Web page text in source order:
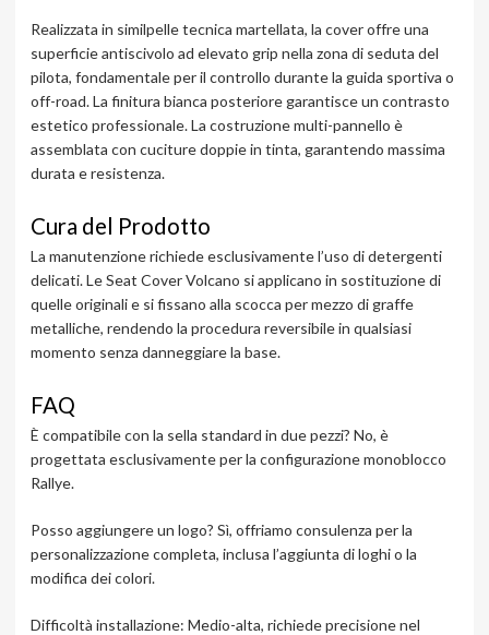
Realizzata in similpelle tecnica martellata, la cover offre una
superficie antiscivolo ad elevato grip nella zona di seduta del
pilota, fondamentale per il controllo durante la guida sportiva o
off-road. La finitura bianca posteriore garantisce un contrasto
estetico professionale. La costruzione multi-pannello è
assemblata con cuciture doppie in tinta, garantendo massima
durata e resistenza.
Cura del Prodotto
La manutenzione richiede esclusivamente l’uso di detergenti
delicati. Le Seat Cover Volcano si applicano in sostituzione di
quelle originali e si fissano alla scocca per mezzo di graffe
metalliche, rendendo la procedura reversibile in qualsiasi
momento senza danneggiare la base.
FAQ
È compatibile con la sella standard in due pezzi? No, è
progettata esclusivamente per la configurazione monoblocco
Rallye.
Posso aggiungere un logo? Sì, offriamo consulenza per la
personalizzazione completa, inclusa l’aggiunta di loghi o la
modifica dei colori.
Difficoltà installazione: Medio-alta, richiede precisione nel